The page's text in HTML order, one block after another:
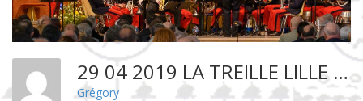
29 04 2019 LA TREILLE LILLE 6
Grégory